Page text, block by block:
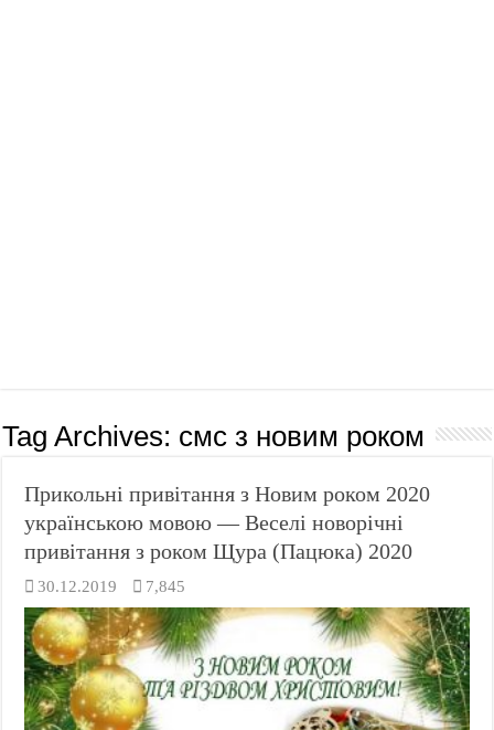
Tag Archives: смс з новим роком
Прикольні привітання з Новим роком 2020
українською мовою — Веселі новорічні
привітання з роком Щура (Пацюка) 2020
30.12.2019 7,845